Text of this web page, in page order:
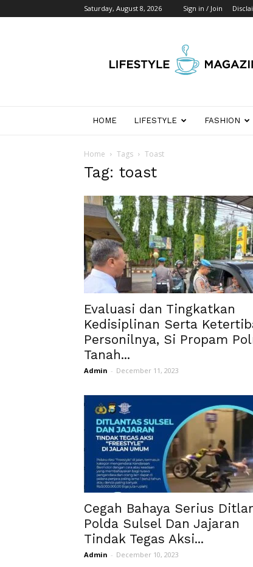
Saturday, August 8, 2026 Sign in / Join
Indonesia
HOME LIFESTYLE FASHION
Home Tags Toast
Tag: toast
Evaluasi dan Tingkatkan
Kedisiplinan Serta
Personilnya, Si Propam
Tanah...
Admin - December 11, 2023
Cegah Bahaya Serius
Polda Sulsel Dan Jajaran
Tindak Tegas Aksi...
Admin - December 10, 2023